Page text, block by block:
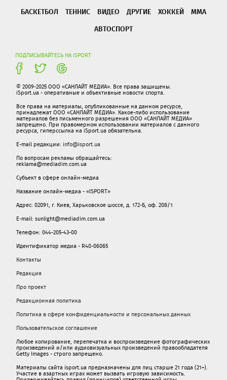
БАСКЕТБОЛ
ТЕННИС ВИДЕО ДРУГИЕ ХОККЕЙ
ММА
АВТОСПОРТ
ПОДПИСЫВАЙТЕСЬ НА ISPORT
© 2009-2025 ООО «САНЛАЙТ МЕДИА». Все права защищены.
iSport.ua - оперативные и объективные новости спорта.
Все права на материалы, опубликованные на данном ресурсе,
принадлежат ООО «САНЛАЙТ МЕДИА». Какое-либо использование
материалов без письменного разрешения ООО «САНЛАЙТ МЕДИА»
запрещено. При правомерном использовании материалов с данного
ресурса, гиперссылка на iSport.ua обязательна.
E-mail редакции: info@isport.ua
По вопросам рекламы обращайтесь:
reklama@mediadim.com.ua
Субъект в сфере онлайн-медиа
Название онлайн-медиа - «ISPORT»
Адрес: 02091, г. Киев, Харьковское шоссе, д. 172-Б, оф. 208/1
E-mail: sunlight@mediadim.com.ua
Телефон: 044-205-43-00
Идентификатор медиа - R40-06065
Контакты
Редакция
Про проект
Редакционная политика
Политика в сфере конфиденциальности и персональных данных
Пользовательское соглашение
Любое копирование, перепечатка и воспроизведение фотографических
произведений и/или аудиовизуальных произведений правообладателя
Getty Images - строго запрещено.
Материалы сайта isport.ua предназначены для лиц старше 21 года (21+).
Участие в азартных играх может вызвать игровую зависимость.